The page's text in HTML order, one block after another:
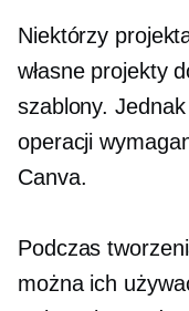
Niektórzy
własne projekty
szablony.
operacji
Canva.
Podczas
można ich